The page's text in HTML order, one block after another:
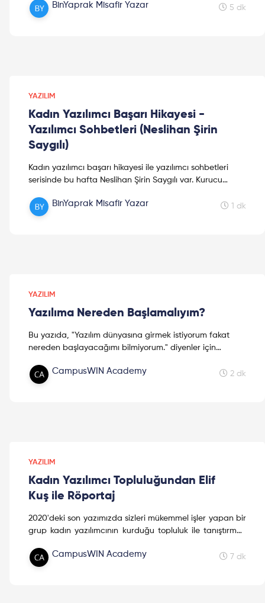
Keyifli okumalar!
BinYaprak Misafir Yazar 5 dk
YAZILIM
Kadın Yazılımcı Başarı Hikayesi -
Yazılımcı Sohbetleri (Neslihan Şirin
Saygılı)
Kadın yazılımcı başarı hikayesi ile yazılımcı sohbetleri
serisinde bu hafta Neslihan Şirin Saygılı var. Kurucu
BinYaprak Misafir Yazar 1 dk
YAZILIM
Yazılıma Nereden Başlamalıyım?
Bu yazıda, "Yazılım dünyasına girmek istiyorum fakat
nereden başlayacağımı bilmiyorum." diyenler için
derlendi. Ayrıntılar yazının devamında!
CampusWIN Academy 2 dk
YAZILIM
Kadın Yazılımcı Topluluğundan Elif
Kuş ile Röportaj
2020'deki son yazımızda sizleri mükemmel işler yapan bir
grup kadın yazılımcının kurduğu topluluk ile tanıştırmak
Yazılımcı kurucularından Elif Kuş ile bir röportaj yaptık.
Yazılım alanında ip uçlarını merak edenler ve neden
CampusWIN Academy 7 dk